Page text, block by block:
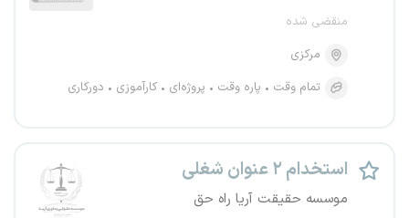
منقضی شده
مرکزی
تمام وقت
پاره وقت پروژه‌ای کارآموزی دورکاری
استخدام ۲ عنوان شغلی
موسسه حقیقت آریا راه حق